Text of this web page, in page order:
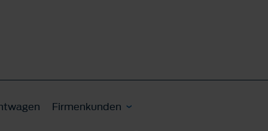
Firmenkunden